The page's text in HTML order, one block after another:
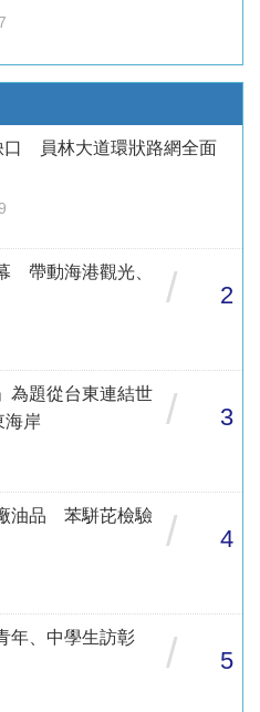
口 員林大道環狀路網全面
帶動海港觀光、
/ 2
為題從台東連結世
岸
/ 3
油品 苯駢芘檢驗
/ 4
年、中學生訪彰
/ 5